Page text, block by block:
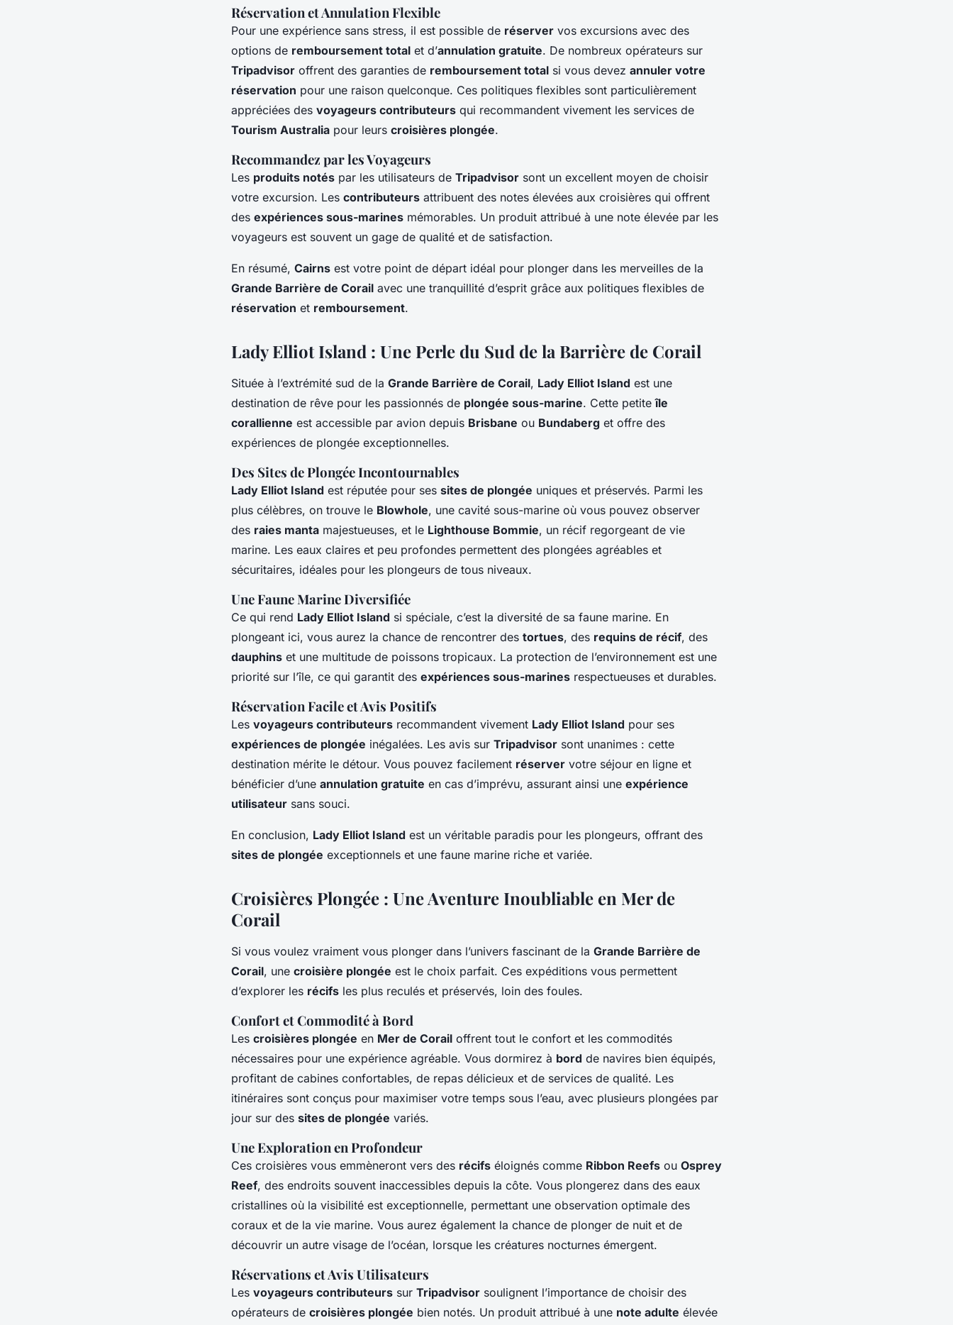
Réservation et Annulation Flexible
Pour une expérience sans stress, il est possible de réserver vos excursions avec des
options de remboursement total et d’annulation gratuite. De nombreux opérateurs sur
Tripadvisor offrent des garanties de remboursement total si vous devez annuler votre
réservation pour une raison quelconque. Ces politiques flexibles sont particulièrement
appréciées des voyageurs contributeurs qui recommandent vivement les services de
Tourism Australia pour leurs croisières plongée.
Recommandez par les Voyageurs
Les produits notés par les utilisateurs de Tripadvisor sont un excellent moyen de choisir
votre excursion. Les contributeurs attribuent des notes élevées aux croisières qui offrent
des expériences sous-marines mémorables. Un produit attribué à une note élevée par les
voyageurs est souvent un gage de qualité et de satisfaction.
En résumé, Cairns est votre point de départ idéal pour plonger dans les merveilles de la
Grande Barrière de Corail avec une tranquillité d’esprit grâce aux politiques flexibles de
réservation et remboursement.
Lady Elliot Island : Une Perle du Sud de la Barrière de Corail
Située à l’extrémité sud de la Grande Barrière de Corail, Lady Elliot Island est une
destination de rêve pour les passionnés de plongée sous-marine. Cette petiteîle
corallienne est accessible par avion depuis Brisbane ou Bundaberg et offre des
expériences de plongée exceptionnelles.
Des Sites de Plongée Incontournables
Lady Elliot Island est réputée pour ses sites de plongée uniques et préservés. Parmi les
plus célèbres, on trouve le Blowhole, une cavité sous-marine où vous pouvez observer
des raies manta majestueuses, et le Lighthouse Bommie, un récif regorgeant de vie
marine. Les eaux claires et peu profondes permettent des plongées agréables et
sécuritaires, idéales pour les plongeurs de tous niveaux.
Une Faune Marine Diversifiée
Ce qui rend Lady Elliot Island si spéciale, c’est la diversité de sa faune marine. En
plongeant ici, vous aurez la chance de rencontrer des tortues, des requins de récif, des
dauphins et une multitude de poissons tropicaux. La protection de l’environnement est une
priorité sur l’île, ce qui garantit des expériences sous-marines respectueuses et durables.
Réservation Facile et Avis Positifs
Les voyageurs contributeurs recommandent vivement Lady Elliot Island pour ses
expériences de plongée inégalées. Les avis sur Tripadvisor sont unanimes : cette
destination mérite le détour. Vous pouvez facilement réserver votre séjour en ligne et
bénéficier d’une annulation gratuite en cas d’imprévu, assurant ainsi une expérience
utilisateur sans souci.
En conclusion, Lady Elliot Island est un véritable paradis pour les plongeurs, offrant des
sites de plongée exceptionnels et une faune marine riche et variée.
Croisières Plongée : Une Aventure Inoubliable en Mer de
Corail
Si vous voulez vraiment vous plonger dans l’univers fascinant de la Grande Barrière de
Corail, une croisière plongée est le choix parfait. Ces expéditions vous permettent
d’explorer les récifs les plus reculés et préservés, loin des foules.
Confort et Commodité à Bord
Les croisières plongée en Mer de Corail offrent tout le confort et les commodités
nécessaires pour une expérience agréable. Vous dormirez à bord de navires bien équipés,
profitant de cabines confortables, de repas délicieux et de services de qualité. Les
itinéraires sont conçus pour maximiser votre temps sous l’eau, avec plusieurs plongées par
jour sur des sites de plongée variés.
Une Exploration en Profondeur
Ces croisières vous emmèneront vers des récifs éloignés comme Ribbon Reefs ou Osprey
Reef, des endroits souvent inaccessibles depuis la côte. Vous plongerez dans des eaux
cristallines où la visibilité est exceptionnelle, permettant une observation optimale des
coraux et de la vie marine. Vous aurez également la chance de plonger de nuit et de
découvrir un autre visage de l’océan, lorsque les créatures nocturnes émergent.
Réservations et Avis Utilisateurs
Les voyageurs contributeurs sur Tripadvisor soulignent l’importance de choisir des
opérateurs de croisières plongée bien notés. Un produit attribué à une note adulte élevée